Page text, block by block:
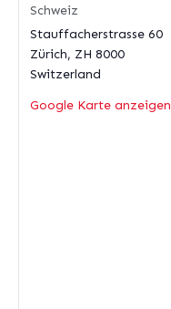
Schweiz
Stauffacherstrasse 60
Zürich, ZH 8000
Switzerland
Google Karte anzeigen